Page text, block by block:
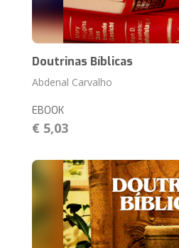
Doutrinas Bíblicas
Abdenal Carvalho
EBOOK
€ 5,03